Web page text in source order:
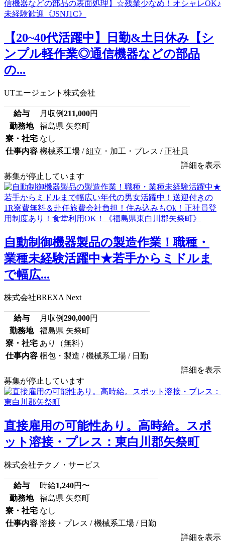
【20~40代活躍中】日勤&土日休み【シ
ンプル軽作業◎通信機器などの部品
の...
UTエージェント株式会社
給与 月収例211,000円
勤務地
福島県 矢祭町
寮・社宅 なし
仕事内容 機械系工場 / 組立・加工・プレス / 正社員
詳細を表示
募集が停止しています
自動制御機器製品の製造作業！職種・
業種未経験活躍中★若手からミドルま
で幅広...
株式会社BREXA Next
給与 月収例290,000円
勤務地
福島県 矢祭町
寮・社宅 あり（無料）
仕事内容 梱包・製造 / 機械系工場 / 日勤
詳細を表示
募集が停止しています
直接雇用の可能性あり。高時給。スポ
ット溶接・プレス：東白川郡矢祭町
株式会社テクノ・サービス
給与 時給1,240円〜
勤務地
福島県 矢祭町
寮・社宅 なし
仕事内容 溶接・プレス / 機械系工場 / 日勤
詳細を表示